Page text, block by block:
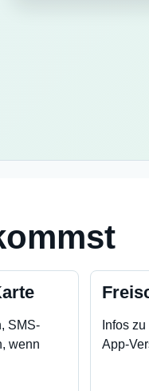
SMS-
wenn
Infos
App-